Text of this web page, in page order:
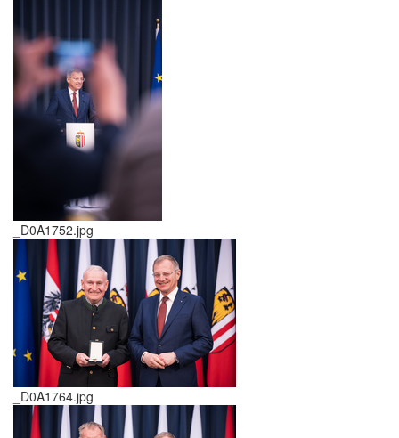
_D0A1752.jpg
_D0A1764.jpg